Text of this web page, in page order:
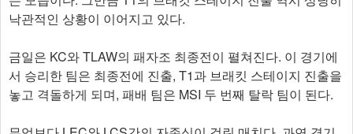
낙관적인 상황이 이어지고 있다.
금일은 KC와 TLAW의 패자조 최종전이 펼쳐진다. 이 경기에
서 승리한 팀은 최종전에 진출, T1과 브래킷 스테이지 진출을
놓고 격돌하게 되며, 패배 팀은 MSI 두 번째 탈락 팀이 된다.